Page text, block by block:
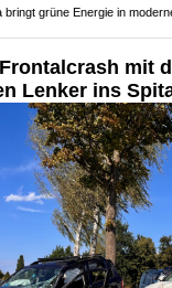
bringt grüne Energie in
mit
Lenker ins